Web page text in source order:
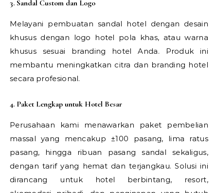
3. Sandal Custom dan Logo
Melayani pembuatan sandal hotel dengan desain
khusus dengan logo hotel pola khas, atau warna
khusus sesuai branding hotel Anda. Produk ini
membantu meningkatkan citra dan branding hotel
secara profesional.
4. Paket Lengkap untuk Hotel Besar
Perusahaan kami menawarkan paket pembelian
massal yang mencakup ±100 pasang, lima ratus
pasang, hingga ribuan pasang sandal sekaligus,
dengan tarif yang hemat dan terjangkau. Solusi ini
dirancang untuk hotel berbintang, resort,